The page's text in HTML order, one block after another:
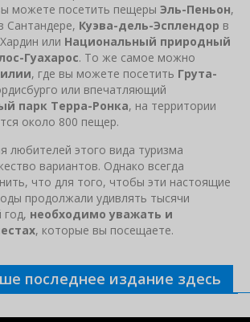
можете посетить пещеры Эль-Пеньон,
Сантандере, Куэва-дель-Эсплендор в
или Национальный природный
Гуахарос. То же самое можно
, где вы можете посетить Грута-
или впечатляющий
парк Терра-Ронка, на территории
около 800 пещер.
любителей этого вида туризма
вариантов. Однако всегда
что для того, чтобы эти настоящие
продолжали удивлять тысячи
год, необходимо уважать и
, которые вы посещаете.
последнее издание здесь